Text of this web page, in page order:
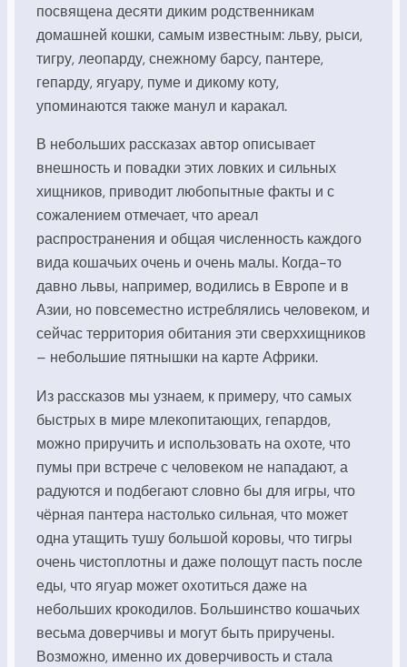
посвящена десяти диким родственникам
домашней кошки, самым известным: льву, рыси,
тигру, леопарду, снежному барсу, пантере,
гепарду, ягуару, пуме и дикому коту,
упоминаются также манул и каракал.
В небольших рассказах автор описывает
внешность и повадки этих ловких и сильных
хищников, приводит любопытные факты и с
сожалением отмечает, что ареал
распространения и общая численность каждого
вида кошачьих очень и очень малы. Когда-то
давно львы, например, водились в Европе и в
Азии, но повсеместно истреблялись человеком, и
сейчас территория обитания эти сверххищников
– небольшие пятнышки на карте Африки.
Из рассказов мы узнаем, к примеру, что самых
быстрых в мире млекопитающих, гепардов,
можно приручить и использовать на охоте, что
пумы при встрече с человеком не нападают, а
радуются и подбегают словно бы для игры, что
чёрная пантера настолько сильная, что может
одна утащить тушу большой коровы, что тигры
очень чистоплотны и даже полощут пасть после
еды, что ягуар может охотиться даже на
небольших крокодилов. Большинство кошачьих
весьма доверчивы и могут быть приручены.
Возможно, именно их доверчивость и стала